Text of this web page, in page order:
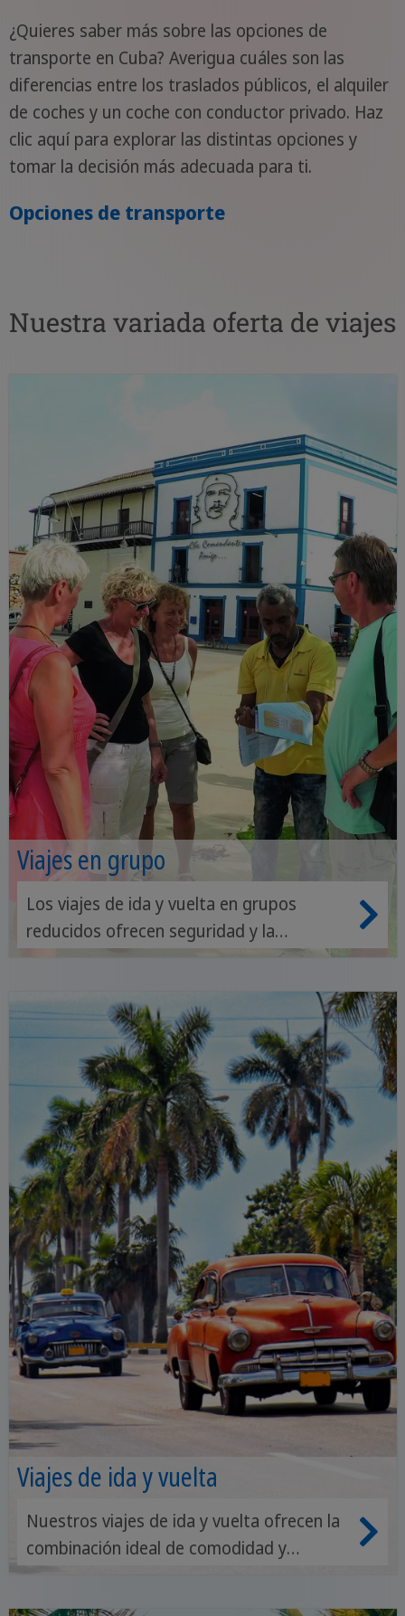
¿Quieres saber más sobre las opciones de
transporte en Cuba? Averigua cuáles son las
diferencias entre los traslados públicos, el alquiler
de coches y un coche con conductor privado. Haz
clic aquí para explorar las distintas opciones y
tomar la decisión más adecuada para ti.
Opciones de transporte
Nuestra variada oferta de viajes
Viajes en grupo
Los viajes de ida y vuelta en grupos
reducidos ofrecen seguridad y la
oportunidad de hacer nuevos amigos.
personas con ideas afines y beneficiarse
de guías experimentados que dirigen el
viaje y se aseguran de que todo
transcurra con normalidad.
Viajes de ida y vuelta
Nuestros viajes de ida y vuelta ofrecen la
combinación ideal de comodidad y
experiencias auténticas. Con un guía